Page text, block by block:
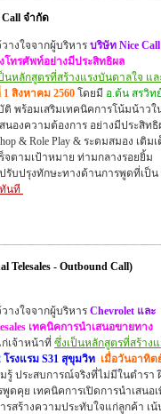
Call จำกัด
างใจจากผู้บริหาร บริษัท Nice Call
โทรศัพท์อย่างมีประสิทธิผล
นหลักสูตรที่สร้างแรงบันดาลใจ แล
สิงหาคม 2560 โดยมี อ.ต้น สรวิท
ติ พร้อมเสริมเทคนิคการโน้มน้าวใ
นองความต้องการ อย่างมีประสิทธิ
& Role Play & ระดมสมอง เติมเ
จตามเป้าหมาย ท่ามกลางรอยยิ้ม
รับปรุงทักษะทางด้านการพูดที่เป็น
นที
Telesales - Outbound Call)
างใจจากผู้บริหาร Chevrolet และ
เทคนิคการนำเสนอขายทาง
เจ้าหน้าที่ ซึ่งเป็นหลักสูตรที่สร้างแ
รงแรม S31 สุขุมวิท เมื่อวันอาทิต
รู้ ประสบการณ์จริงที่ไม่มีในตำรา
ดคุย เทคนิคการเปิดการนำเสนอ
สร้างความประทับใจแก่ลูกค้า เน้